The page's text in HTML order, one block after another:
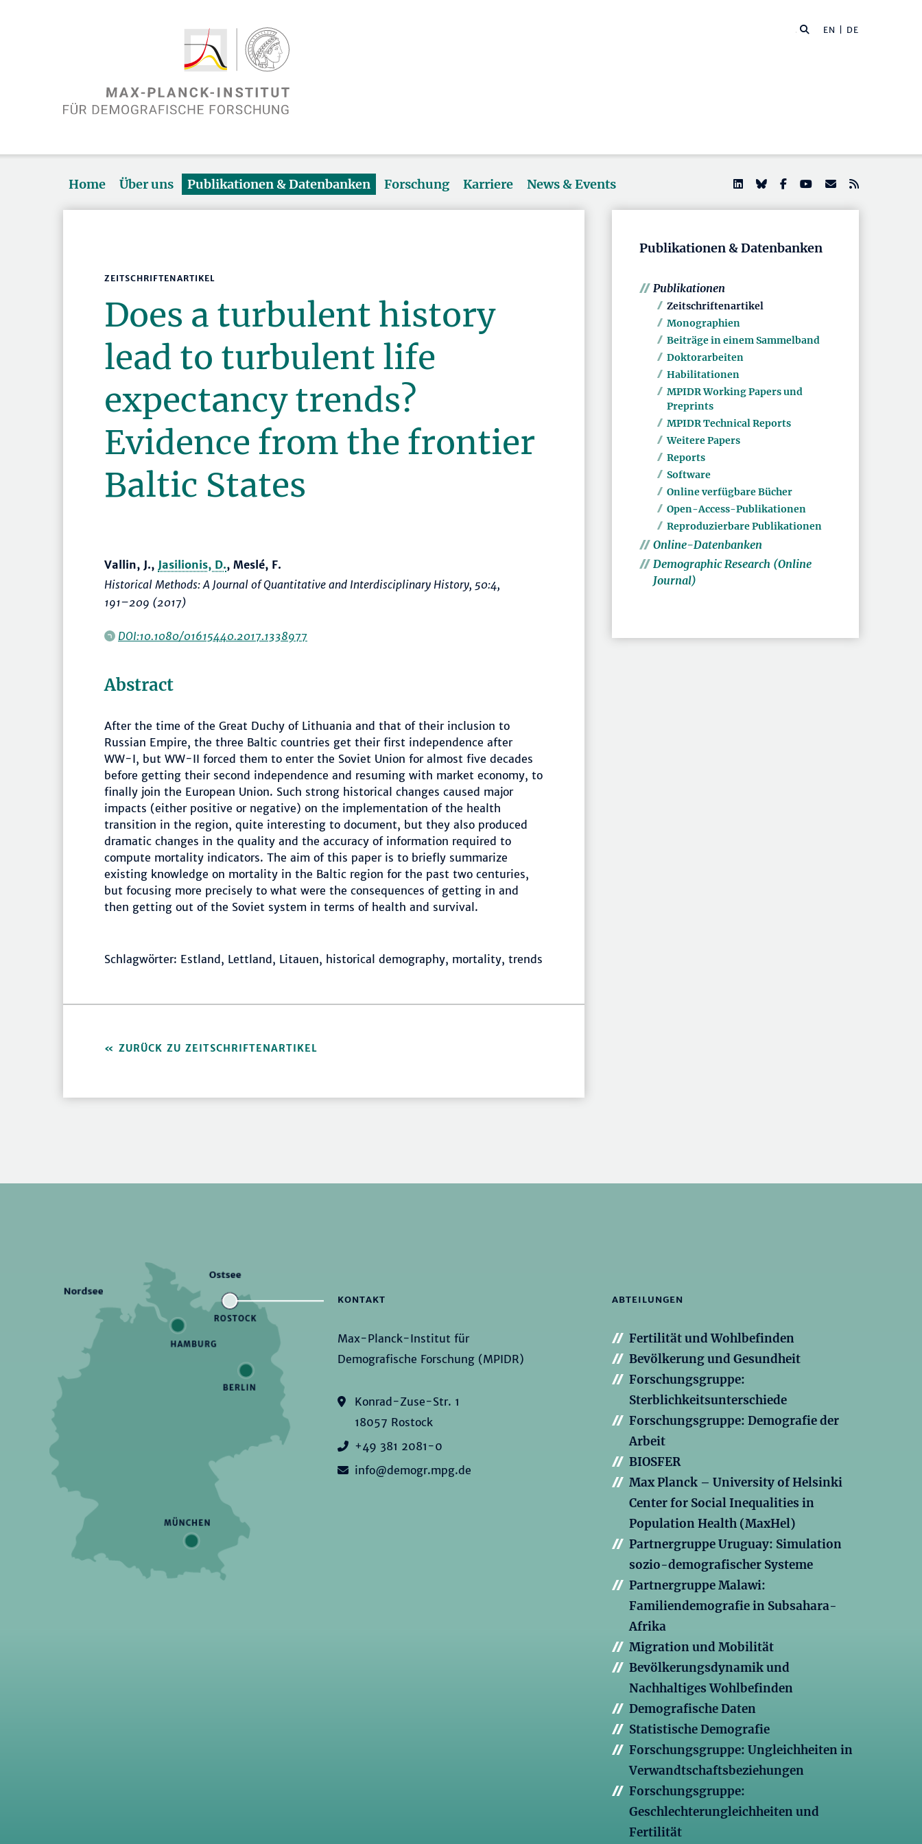
EN | DE
Home Über uns Publikationen & Datenbanken Forschung Karriere News & Events
ZEITSCHRIFTENARTIKEL
Does a turbulent history
lead to turbulent life
expectancy trends?
Evidence from the frontier
Baltic States
Vallin, J., Jasilionis, D., Meslé, F.
Historical Methods: A Journal of Quantitative and Interdisciplinary History, 50:4,
191–209 (2017)
DOI:10.1080/01615440.2017.1338977
Abstract
After the time of the Great Duchy of Lithuania and that of their inclusion to
Russian Empire, the three Baltic countries get their first independence after
WW-I, but WW-II forced them to enter the Soviet Union for almost five decades
before getting their second independence and resuming with market economy, to
finally join the European Union. Such strong historical changes caused major
impacts (either positive or negative) on the implementation of the health
transition in the region, quite interesting to document, but they also produced
dramatic changes in the quality and the accuracy of information required to
compute mortality indicators. The aim of this paper is to briefly summarize
existing knowledge on mortality in the Baltic region for the past two centuries,
but focusing more precisely to what were the consequences of getting in and
then getting out of the Soviet system in terms of health and survival.
Schlagwörter: Estland, Lettland, Litauen, historical demography, mortality, trends
ZURÜCK ZU ZEITSCHRIFTENARTIKEL
Publikationen & Datenbanken
Publikationen
Zeitschriftenartikel
Monographien
Beiträge in einem Sammelband
Doktorarbeiten
Habilitationen
MPIDR Working Papers und
Preprints
MPIDR Technical Reports
Weitere Papers
Reports
Software
Online verfügbare Bücher
Open-Access-Publikationen
Reproduzierbare Publikationen
Online-Datenbanken
Demographic Research (Online
Journal)
KONTAKT
Max-Planck-Institut für
Demografische Forschung (MPIDR)
Konrad-Zuse-Str. 1
18057 Rostock
+49 381 2081-0
info@demogr.mpg.de
ABTEILUNGEN
Fertilität und Wohlbefinden
Bevölkerung und Gesundheit
Forschungsgruppe:
Sterblichkeitsunterschiede
Forschungsgruppe: Demografie der
Arbeit
BIOSFER
Max Planck – University of Helsinki
Center for Social Inequalities in
Population Health (MaxHel)
Partnergruppe Uruguay: Simulation
sozio-demografischer Systeme
Partnergruppe Malawi:
Familiendemografie in Subsahara-
Afrika
Migration und Mobilität
Bevölkerungsdynamik und
Nachhaltiges Wohlbefinden
Demografische Daten
Statistische Demografie
Forschungsgruppe: Ungleichheiten in
Verwandtschaftsbeziehungen
Forschungsgruppe:
Geschlechterungleichheiten und
Fertilität